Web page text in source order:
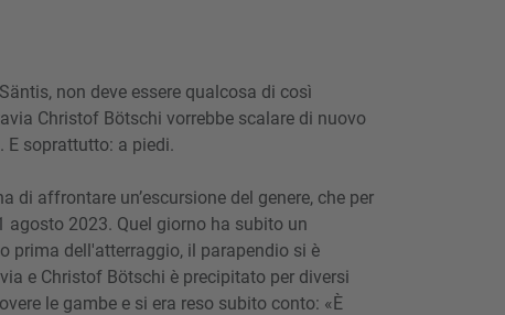
non deve essere qualcosa di così
Christof Bötschi vorrebbe scalare di nuovo
soprattutto: a piedi.
di affrontare un’escursione del genere, che per
agosto 2023. Quel giorno ha subito un
prima dell'atterraggio, il parapendio si è
e Christof Bötschi è precipitato per diversi
le gambe e si era reso subito conto: «È